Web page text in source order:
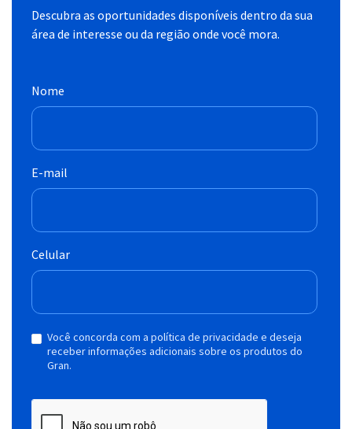
Descubra as oportunidades disponíveis dentro da sua
área de interesse ou da região onde você mora.
Nome
E-mail
Celular
Você concorda com a política de privacidade e deseja
receber informações adicionais sobre os produtos do
Gran.